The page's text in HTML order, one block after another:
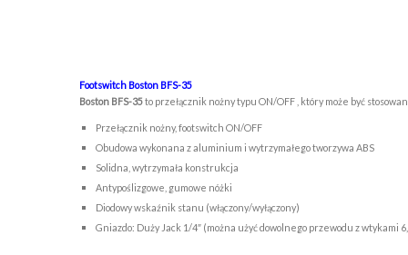
Footswitch Boston BFS-35
Boston BFS-35to przełącznik nożny typu ON/OFF , który może być
Przełącznik nożny, footswitch ON/OFF
Obudowa wykonana z aluminium i wytrzymałego tworzywa ABS
Solidna, wytrzymała konstrukcja
Antypoślizgowe, gumowe nóżki
Diodowy wskaźnik stanu (włączony/wyłączony)
Gniazdo: Duży Jack 1/4″ (można użyć dowolnego przewodu z wtykami